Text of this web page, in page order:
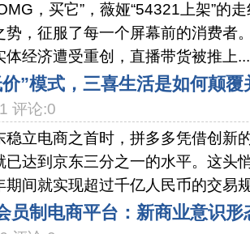
，买它”，薇娅“54321上架”的
势，征服了每一个屏幕前的消费者
体经济遭受重创，直播带货被推上...
”模式，三喜生活是如何颠覆
评论:0
稳立电商之首时，拼多多凭借创新
已达到京东三分之一的水平。这头
期间就实现超过千亿人民币的交易
员制电商平台：新商业意识形